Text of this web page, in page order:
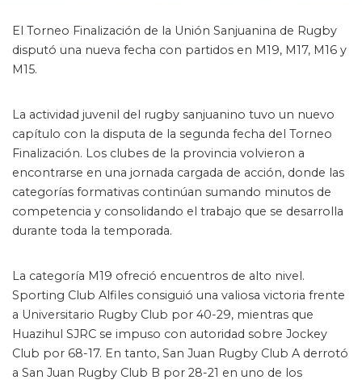
El Torneo Finalización de la Unión Sanjuanina de Rugby
disputó una nueva fecha con partidos en M19, M17, M16 y
M15.
La actividad juvenil del rugby sanjuanino tuvo un nuevo
capítulo con la disputa de la segunda fecha del Torneo
Finalización. Los clubes de la provincia volvieron a
encontrarse en una jornada cargada de acción, donde las
categorías formativas continúan sumando minutos de
competencia y consolidando el trabajo que se desarrolla
durante toda la temporada.
La categoría M19 ofreció encuentros de alto nivel.
Sporting Club Alfiles consiguió una valiosa victoria frente
a Universitario Rugby Club por 40-29, mientras que
Huazihul SJRC se impuso con autoridad sobre Jockey
Club por 68-17. En tanto, San Juan Rugby Club A derrotó
a San Juan Rugby Club B por 28-21 en uno de los